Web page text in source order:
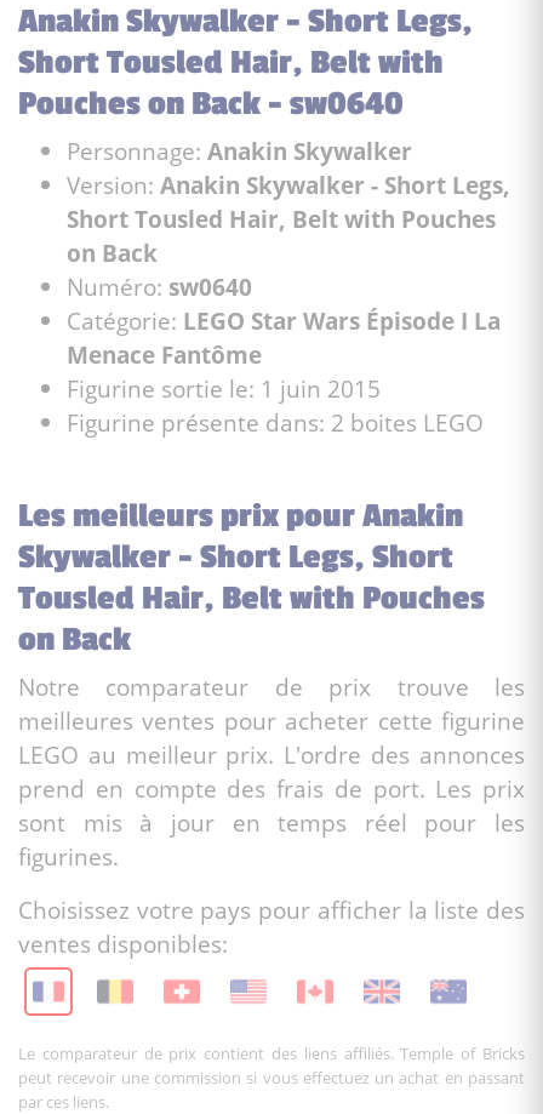
Anakin Skywalker - Short Legs,
Short Tousled Hair, Belt with
Pouches on Back - sw0640
Personnage: Anakin Skywalker
Version: Anakin Skywalker - Short Legs,
Short Tousled Hair, Belt with Pouches
on Back
Numéro: sw0640
Catégorie: LEGO Star Wars Épisode I La
Menace Fantôme
Figurine sortie le: 1 juin 2015
Figurine présente dans: 2 boites LEGO
Les meilleurs prix pour Anakin
Skywalker - Short Legs, Short
Tousled Hair, Belt with Pouches
on Back
Notre comparateur de prix trouve les
meilleures ventes pour acheter cette figurine
LEGO au meilleur prix. L'ordre des annonces
prend en compte des frais de port. Les prix
sont mis à jour en temps réel pour les
figurines.
Choisissez votre pays pour afficher la liste des
ventes disponibles:
Le comparateur de prix contient des liens affiliés. Temple of Bricks
peut recevoir une commission si vous effectuez un achat en passant
par ces liens.